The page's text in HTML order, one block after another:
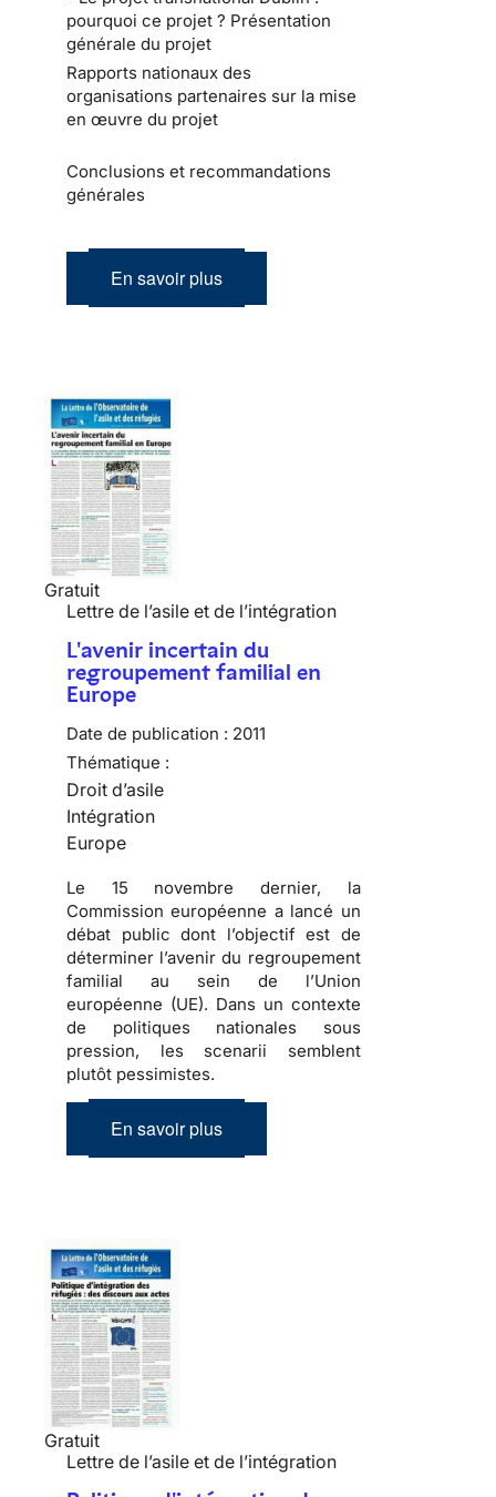
pourquoi ce projet ? Présentation
générale du projet
Rapports nationaux des
organisations partenaires sur la mise
en œuvre du projet
Conclusions et recommandations
générales
En savoir plus
Gratuit
Lettre de l’asile et de l’intégration
L'avenir incertain du
regroupement familial en
Europe
Date de publication : 2011
Thématique :
Droit d’asile
Intégration
Europe
Le 15 novembre dernier, la
Commission européenne a lancé un
débat public dont l’objectif est de
déterminer l’avenir du regroupement
familial au sein de l’Union
européenne (UE). Dans un contexte
de politiques nationales sous
pression, les scenarii semblent
plutôt pessimistes.
En savoir plus
Gratuit
Lettre de l’asile et de l’intégration